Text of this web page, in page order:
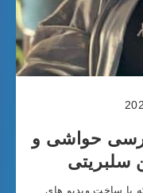
حواشی و
با ساخت ویدیو های